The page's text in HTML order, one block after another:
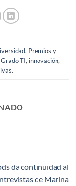
, Premios y
Grado TI, innovación,
.
da continuidad al
de Marina